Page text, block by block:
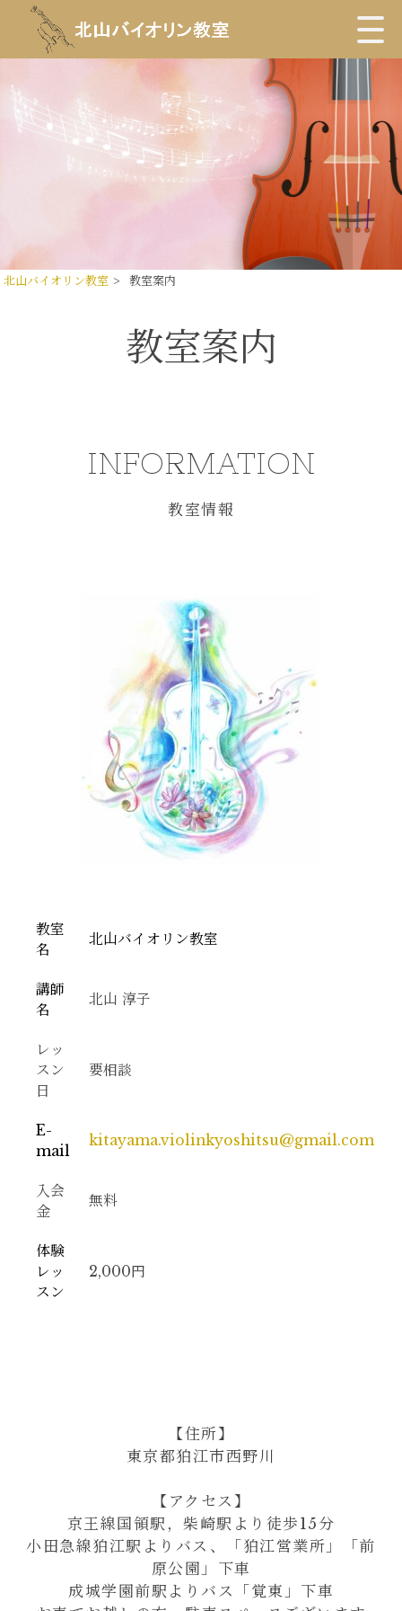
北山バイオリン教室 > 教室案内
教室案内
INFORMATION
教室情報
教室
名
北山バイオリン教室
講師
名
北山 淳子
レッ
スン
日
要相談
E-
mail
kitayama.violinkyoshitsu@gmail.com
入会
金
無料
体験
レッ
スン
2,000円
【住所】
東京都狛江市西野川
【アクセス】
京王線国領駅，柴崎駅より徒歩15分
小田急線狛江駅よりバス、「狛江営業所」「前
原公園」下車
成城学園前駅よりバス「覚東」下車